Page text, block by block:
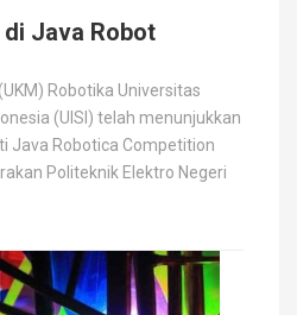
di Java Robot
Robotika Universitas
(UISI) telah menunjukkan
Java Robotica Competition
Politeknik Elektro Negeri